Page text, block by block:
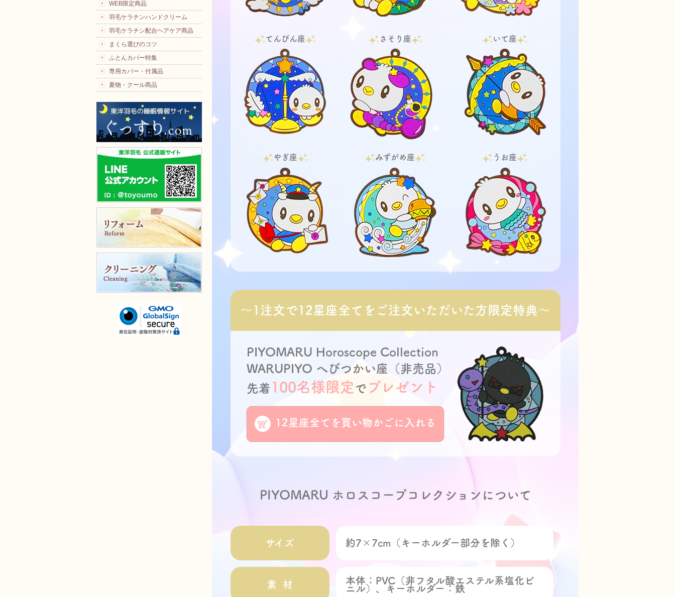
てんびん座 さそり座 いて座
やぎ座 みずがめ座 うお座
～1注文で12星座全てをご注文いただいた方限定特典～
PIYOMARU Horoscope Collection
WARUPIYO へびつかい座 （非売品）
先着 100名様限定 で プレゼント
12星座全てを買い物かごに入れる
PIYOMARU ホロスコープコレクションについて
サイズ 約7×7cm（キーホルダー部分を除く）
素 材
本体：PVC（非フタル酸エステル系塩化ビ
ニル）、キーホルダー：鉄
WEB限定商品
羽毛ケラチンハンドクリーム
羽毛ケラチン配合ヘアケア商品
まくら選びのコツ
ふとんカバー特集
専用カバー・付属品
夏物・クール商品